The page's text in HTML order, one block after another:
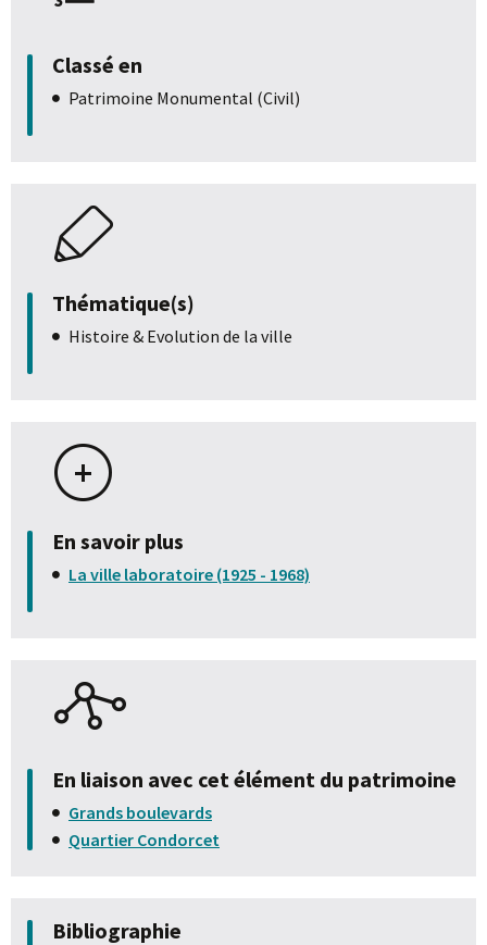
Classé en
Patrimoine Monumental (Civil)
Thématique(s)
Histoire & Evolution de la ville
En savoir plus
La ville laboratoire (1925 - 1968)
En liaison avec cet élément du patrimoine
Grands boulevards
Quartier Condorcet
Bibliographie